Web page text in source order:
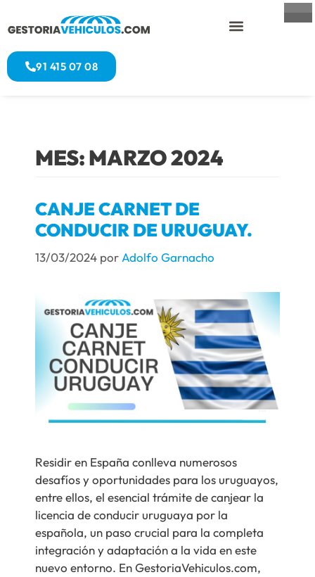
91 415 07 08
MES:MARZO 2024
CANJE CARNET DE
CONDUCIR DE URUGUAY.
13/03/2024 por Adolfo Garnacho
Residir en España conlleva numerosos
desafíos y oportunidades para los uruguayos,
entre ellos, el esencial trámite de canjear la
licencia de conducir uruguaya por la
española, un paso crucial para la completa
integración y adaptación a la vida en este
nuevo entorno. En GestoriaVehiculos.com,